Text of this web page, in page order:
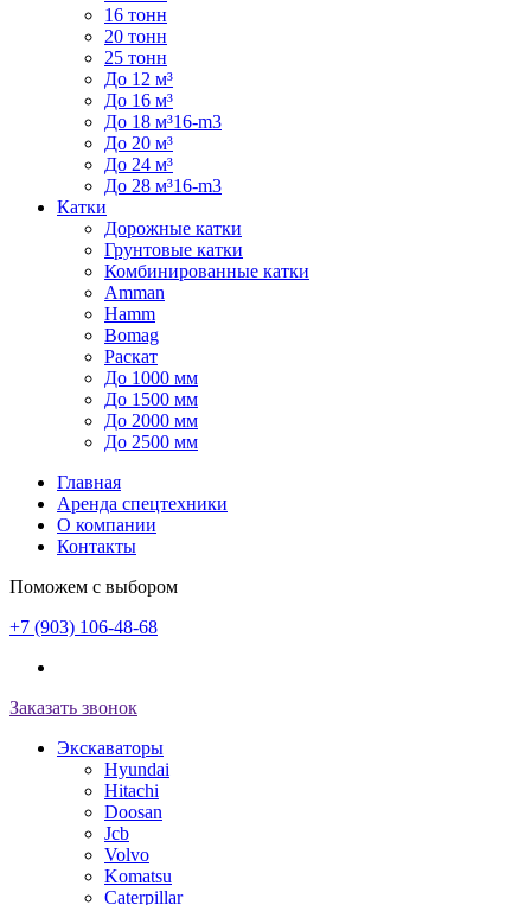
16 тонн
20 тонн
25 тонн
До 12 м³
До 16 м³
До 18 м³16-m3
До 20 м³
До 24 м³
До 28 м³16-m3
Катки
Дорожные катки
Грунтовые катки
Комбинированные катки
Amman
Hamm
Bomag
Раскат
До 1000 мм
До 1500 мм
До 2000 мм
До 2500 мм
Главная
Аренда спецтехники
О компании
Контакты
Поможем с выбором
+7 (903) 106-48-68
Заказать звонок
Экскаваторы
Hyundai
Hitachi
Doosan
Jcb
Volvo
Komatsu
Caterpillar